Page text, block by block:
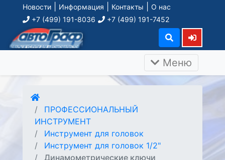
Новости Информация Контакты
О нас
+7 (499) 191-8036
+7 (499) 191-7452
Меню
ПРОФЕССИОНАЛЬНЫЙ
ИНСТРУМЕНТ
Инструмент для головок
Инструмент для головок 1/2"
Динамометрические ключи